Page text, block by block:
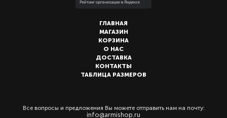
ГЛАВНАЯ
МАГАЗИН
КОРЗИНА
О НАС
ДОСТАВКА
КОНТАКТЫ
ТАБЛИЦА РАЗМЕРОВ
Все вопросы и предложения Вы можете отправить нам на почту:
info@armishop.ru